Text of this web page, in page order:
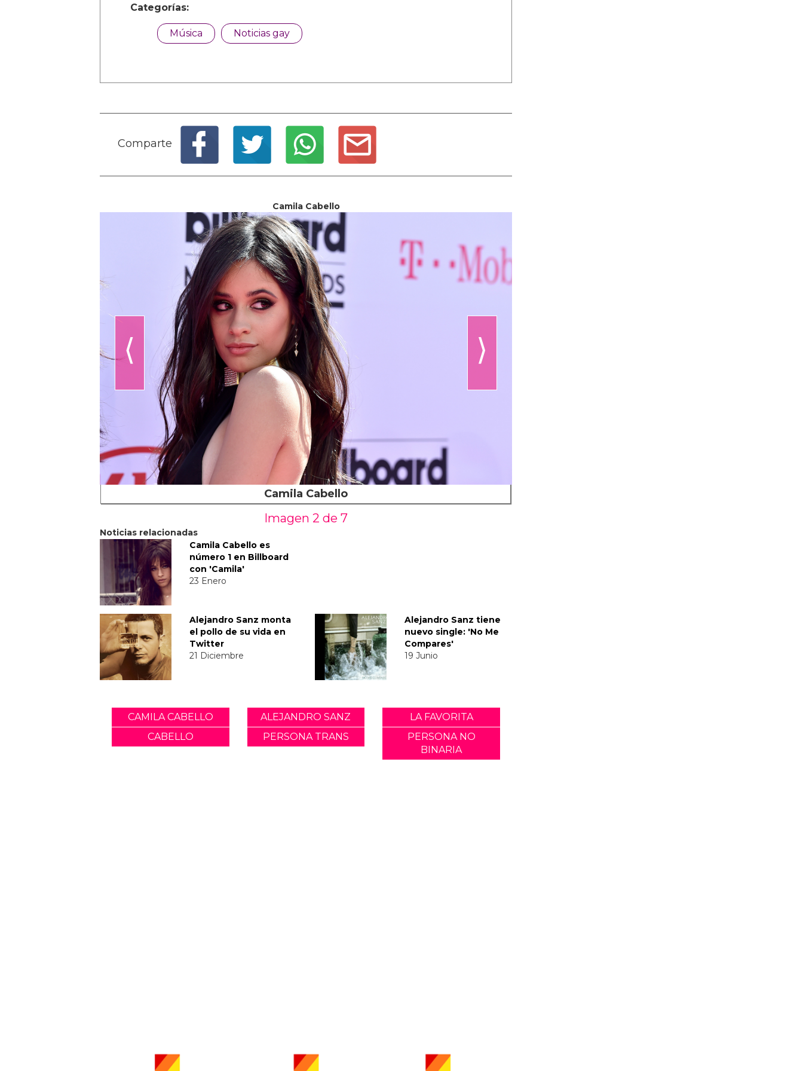
Categorías:
Música Noticias gay
Comparte
Camila Cabello
⟨ ⟩
Camila Cabello
Imagen 2 de 7
Noticias relacionadas
Camila Cabello es
número 1 en Billboard
con 'Camila'
23 Enero
Alejandro Sanz monta
el pollo de su vida en
Twitter
21 Diciembre
Alejandro Sanz tiene
nuevo single: 'No Me
Compares'
19 Junio
CAMILA CABELLO ALEJANDRO SANZ
LA FAVORITA
CABELLO
PERSONA TRANS
PERSONA NO
BINARIA